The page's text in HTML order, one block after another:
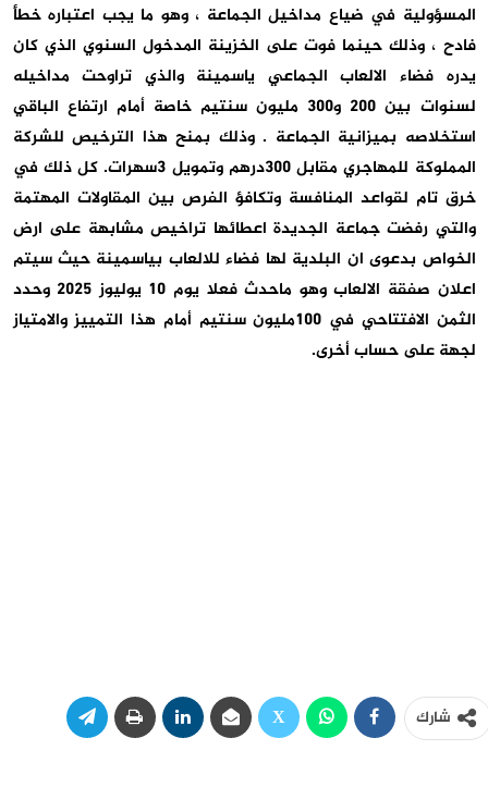
المسؤولية في ضياع مداخيل الجماعة ، وهو ما يجب اعتباره خطأ
فادح ، وذلك حينما فوت على الخزينة المدخول السنوي الذي كان
يدره فضاء الالعاب الجماعي ياسمينة والذي تراوحت مداخيله
لسنوات بين 200 و300 مليون سنتيم خاصة أمام ارتفاع الباقي
استخلاصه بميزانية الجماعة . وذلك بمنح هذا الترخيص للشركة
المملوكة للمهاجري مقابل 300درهم وتمويل 3سهرات. كل ذلك في
خرق تام لقواعد المنافسة وتكافؤ الفرص بين المقاولات المهتمة
والتي رفضت جماعة الجديدة اعطائها تراخيص مشابهة على ارض
الخواص بدعوى ان البلدية لها فضاء للالعاب بياسمينة حيث سيتم
اعلان صفقة الالعاب وهو ماحدث فعلا يوم 10 يوليوز 2025 وحدد
الثمن الافتتاحي في 100مليون سنتيم أمام هذا التمييز والامتياز
لجهة على حساب أخرى.
شارك